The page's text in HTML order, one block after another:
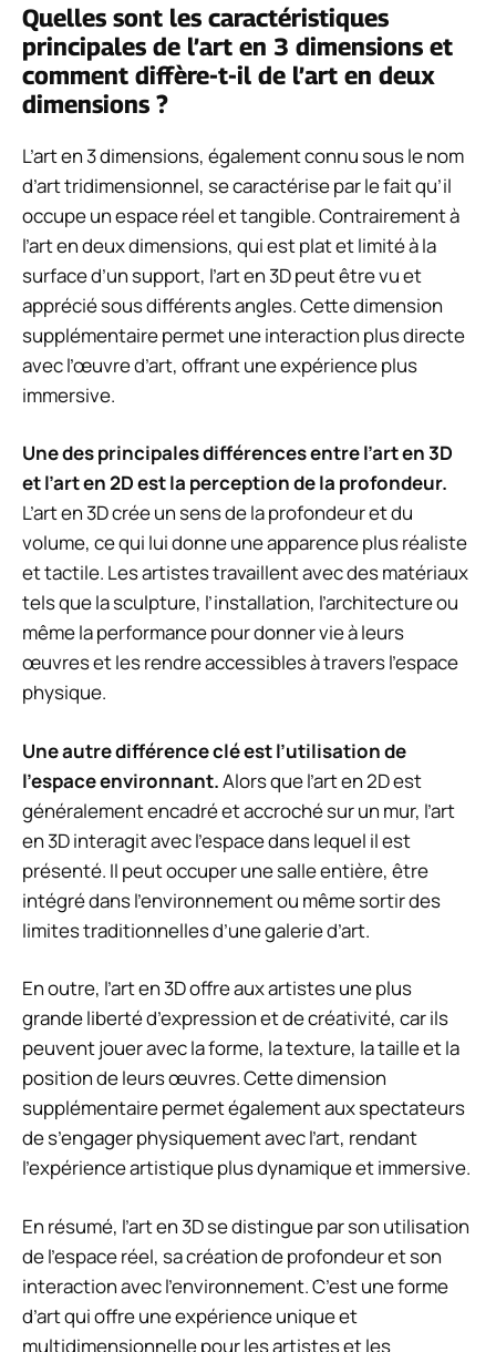
Quelles sont les caractéristiques
principales de l’art en 3 dimensions et
comment diffère-t-il de l’art en deux
dimensions ?
L’art en 3 dimensions, également connu sous le nom
d’art tridimensionnel, se caractérise par le fait qu’il
occupe un espace réel et tangible. Contrairement à
l’art en deux dimensions, qui est plat et limité à la
surface d’un support, l’art en 3D peut être vu et
apprécié sous différents angles. Cette dimension
supplémentaire permet une interaction plus directe
avec l’œuvre d’art, offrant une expérience plus
immersive.
Une des principales différences entre l’art en 3D
et l’art en 2D est la perception de la profondeur.
L’art en 3D crée un sens de la profondeur et du
volume, ce qui lui donne une apparence plus réaliste
et tactile. Les artistes travaillent avec des matériaux
tels que la sculpture, l’installation, l’architecture ou
même la performance pour donner vie à leurs
œuvres et les rendre accessibles à travers l’espace
physique.
Une autre différence clé est l’utilisation de
l’espace environnant.Alors que l’art en 2D est
généralement encadré et accroché sur un mur, l’art
en 3D interagit avec l’espace dans lequel il est
présenté. Il peut occuper une salle entière, être
intégré dans l’environnement ou même sortir des
limites traditionnelles d’une galerie d’art.
En outre, l’art en 3D offre aux artistes une plus
grande liberté d’expression et de créativité, car ils
peuvent jouer avec la forme, la texture, la taille et la
position de leurs œuvres. Cette dimension
supplémentaire permet également aux spectateurs
de s’engager physiquement avec l’art, rendant
l’expérience artistique plus dynamique et immersive.
En résumé, l’art en 3D se distingue par son utilisation
de l’espace réel, sa création de profondeur et son
interaction avec l’environnement. C’est une forme
d’art qui offre une expérience unique et
multidimensionnelle pour les artistes et les